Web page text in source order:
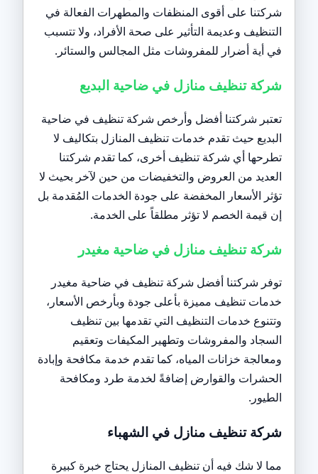
شركتنا على أقوى المنظفات والمطهرات الفعالة في
التنظيف وعديمة التأثير على صحة الأفراد، ولا تتسبب
في أية أضرار للمفروشات مثل المجالس والستائر.
شركة تنظيف منازل في ضاحية البديع
تعتبر شركتنا أفضل وأرخص شركة تنظيف في ضاحية
البديع حيث تقدم خدمات تنظيف المنازل بتكاليف لا
تطرحها أي شركة تنظيف أخرى، كما تقدم شركتنا
العديد من العروض والتخفيضات من حين لآخر بحيث لا
تؤثر الأسعار المخفضة على جودة الخدمات المُقدمة بل
إن قيمة الخصم لا تؤثر مطلقاً على الخدمة.
شركة تنظيف منازل في ضاحية مغيدر
توفر شركتنا أفضل شركة تنظيف في ضاحية مغيدر
خدمات تنظيف مميزة بأعلى جودة وبأرخص الأسعار،
وتتنوع خدمات التنظيف التي تقدمها بين تنظيف
السجاد والمفروشات وتطهير المكيفات وتعقيم
ومعالجة خزانات المياه، كما تقدم خدمة مكافحة وإبادة
الحشرات والقوارض إضافةً لخدمة طرد ومكافحة
الطيور.
شركة تنظيف منازل في الشهباء
مما لا شك فيه أن تنظيف المنازل يحتاج خبرة كبيرة